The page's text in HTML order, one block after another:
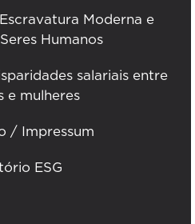
Moderna e
Humanos
salariais entre
e mulheres
/ Impressum
ESG